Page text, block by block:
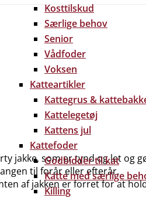
Kosttilskud
Særlige behov
Senior
Vådfoder
Voksen
Katteartikler
Kattegrus &
Kattelegetøj
Kattens jul
Kattefoder
Godbidder til kat
Katte med særlige
Killing
jakke, som er tynd og let og
til forår eller efterår.
af jakken er forret for at